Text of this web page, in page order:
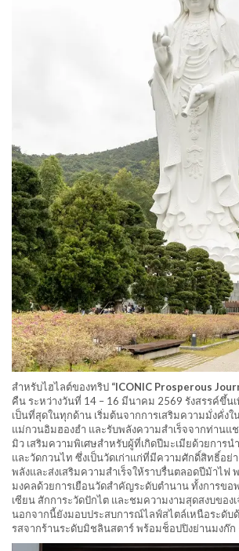
สำหรับไฮไลต์ของทริป “ICONIC Prosperous
คืน ระหว่างวันที่ 14 – 16 มีนาคม 2569 รังสรรค์ขึ้น
เป็นที่สุดในทุกด้าน เริ่มต้นจากการเสริมความมั่งคั่งใ
แม่กวนอิมฮองฮำ และรับพลังความสำเร็จจากท่านแ
มิว เสริมความพิเศษสำหรับผู้ที่เกิดปีมะเมียด้วยการ
และวัดกวนไท ซึ่งเป็นวัดเก่าแก่ที่มีความศักดิ์สิทธิ์อย่
พลังและส่งเสริมความสำเร็จให้ราบรื่นตลอดปีม้าไฟ
มงคลด้วยการเยือนวัดสำคัญระดับตำนาน ทั้งการขอ
เซียน สักการะวัดปักไต และชมความงามสุดสงบขอ
นอกจากนี้ยังมอบประสบการณ์ไลฟ์สไตล์เหนือระดับ
รสจากร้านระดับมิชลินสตาร์ พร้อมช็อปปิงย่านมงก๊ก